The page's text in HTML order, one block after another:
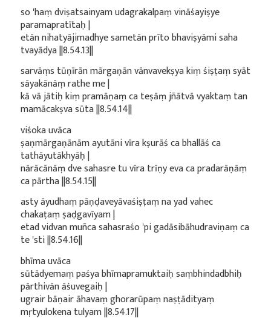
so 'haṃ dviṣatsainyam udagrakalpaṃ vināśayiṣye
paramapratītaḥ |
etān nihatyājimadhye sametān prīto bhaviṣyāmi saha
tvayādya ||8.54.13||
sarvāṃs tūṇīrān mārgaṇān vānvavekṣya kiṃ śiṣṭaṃ syāt
sāyakānāṃ rathe me |
kā vā jātiḥ kiṃ pramāṇaṃ ca teṣāṃ jñātvā vyaktaṃ tan
mamācakṣva sūta ||8.54.14||
viśoka uvāca
ṣaṇmārgaṇānām ayutāni vīra kṣurāś ca bhallāś ca
tathāyutākhyāḥ |
nārācānāṃ dve sahasre tu vīra trīṇy eva ca pradarāṇāṃ
ca pārtha ||8.54.15||
asty āyudhaṃ pāṇḍaveyāvaśiṣṭaṃ na yad vahec
chakaṭaṃ ṣaḍgavīyam |
etad vidvan muñca sahasraśo 'pi gadāsibāhudraviṇaṃ ca
te 'sti ||8.54.16||
bhīma uvāca
sūtādyemaṃ paśya bhīmapramuktaiḥ saṃbhindadbhiḥ
pārthivān āśuvegaiḥ |
ugrair bāṇair āhavaṃ ghorarūpaṃ naṣṭādityaṃ
mṛtyulokena tulyam ||8.54.17||